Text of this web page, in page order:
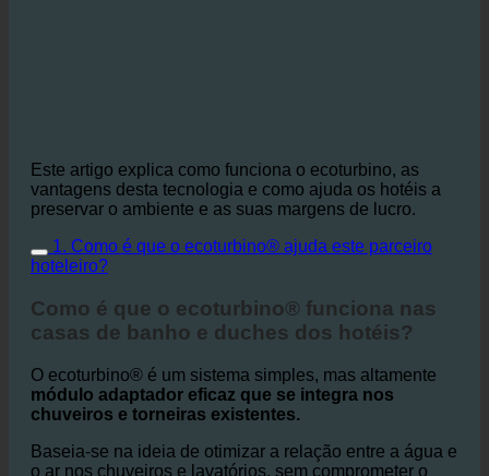
Este artigo explica como funciona o ecoturbino, as
vantagens desta tecnologia e como ajuda os hotéis a
preservar o ambiente e as suas margens de lucro.
1. Como é que o ecoturbino® ajuda este parceiro
hoteleiro?
casas de banho e duches dos hotéis?
O ecoturbino® é um sistema simples, mas altamente
módulo adaptador eficaz que se integra nos
chuveiros e torneiras existentes.